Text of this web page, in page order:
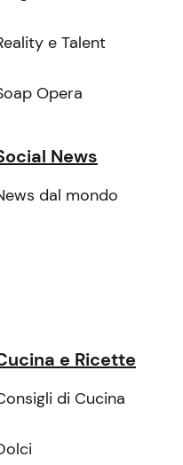
e Talent
Opera
News
dal mondo
e Ricette
di Cucina